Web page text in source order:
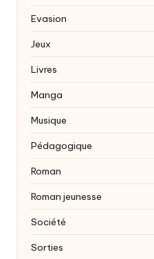
Evasion
Jeux
Livres
Manga
Musique
Pédagogique
Roman
Roman jeunesse
Société
Sorties